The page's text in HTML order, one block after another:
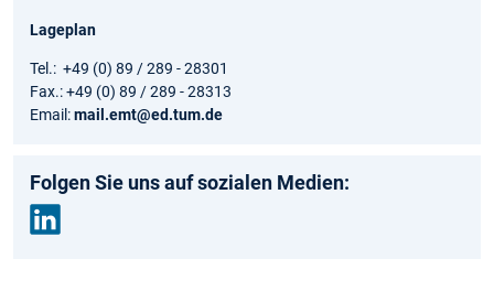
Lageplan
Tel.: +49 (0) 89 / 289 - 28301
Fax.: +49 (0) 89 / 289 - 28313
Email:mail.emt@ed.tum.de
Folgen Sie uns auf sozialen Medien: